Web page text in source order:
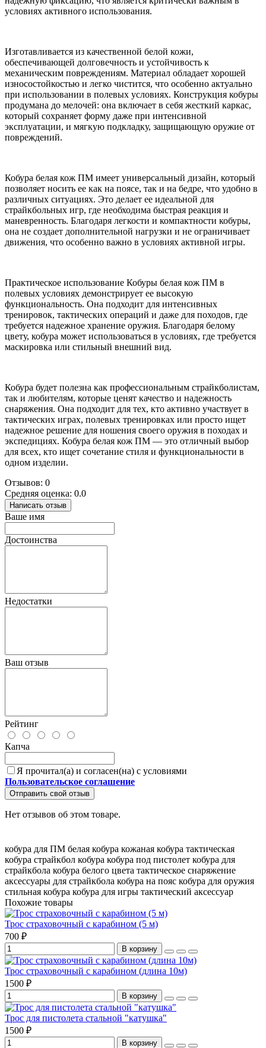
условиях активного использования.
Изготавливается из качественной белой кожи,
обеспечивающей долговечность и устойчивость к
механическим повреждениям. Материал обладает хорошей
износостойкостью и легко чистится, что особенно актуально
при использовании в полевых условиях. Конструкция кобуры
продумана до мелочей: она включает в себя жесткий каркас,
который сохраняет форму даже при интенсивной
эксплуатации, и мягкую подкладку, защищающую оружие от
повреждений.
Кобура белая кож ПМ имеет универсальный дизайн, который
позволяет носить ее как на поясе, так и на бедре, что удобно в
различных ситуациях. Это делает ее идеальной для
страйкбольных игр, где необходима быстрая реакция и
маневренность. Благодаря легкости и компактности кобуры,
она не создает дополнительной нагрузки и не ограничивает
движения, что особенно важно в условиях активной игры.
Практическое использование Кобуры белая кож ПМ в
полевых условиях демонстрирует ее высокую
функциональность. Она подходит для интенсивных
тренировок, тактических операций и даже для походов, где
требуется надежное хранение оружия. Благодаря белому
цвету, кобура может использоваться в условиях, где требуется
маскировка или стильный внешний вид.
Кобура будет полезна как профессиональным страйкболистам,
так и любителям, которые ценят качество и надежность
снаряжения. Она подходит для тех, кто активно участвует в
тактических играх, полевых тренировках или просто ищет
надежное решение для ношения своего оружия в походах и
экспедициях. Кобура белая кож ПМ — это отличный выбор
для всех, кто ищет сочетание стиля и функциональности в
одном изделии.
Отзывов: 0
Средняя оценка: 0.0
Написать отзыв
Ваше имя
Достоинства
Недостатки
Ваш отзыв
Рейтинг
Капча
Я прочитал(а) и согласен(на) с условиями
Пользовательское соглашение
Отправить свой отзыв
Нет отзывов об этом товаре.
кобура для ПМ белая кобура кожаная кобура тактическая
кобура страйкбол кобура кобура под пистолет кобура для
страйкбола кобура белого цвета тактическое снаряжение
аксессуары для страйкбола кобура на пояс кобура для оружия
стильная кобура кобура для игры тактический аксессуар
Похожие товары
Трос страховочный с карабином (5 м)
700 ₽
В корзину
Трос страховочный с карабином (длина 10м)
1500 ₽
В корзину
Трос для пистолета стальной "катушка"
1500 ₽
В корзину